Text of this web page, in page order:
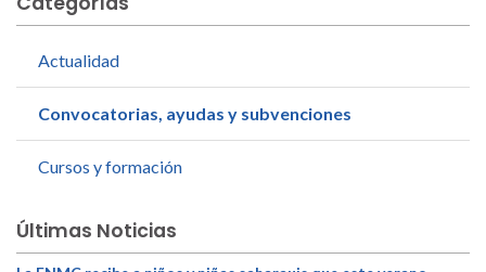
Actualidad
Convocatorias, ayudas y subvenciones
Cursos y formación
Últimas Noticias